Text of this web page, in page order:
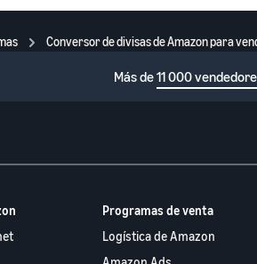
Conversor de divisas de Amazon para
Más de11 000
Programas de venta
Logística de Amazon